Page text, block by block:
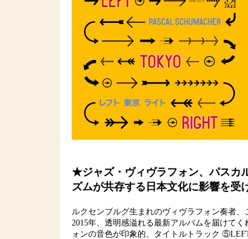
★ジャズ・ヴィヴラフォン、パスカ
ズムが共存する日本文化に影響を受
ルクセンブルグ生まれのヴィヴラフォン奏者
2015年、透明感溢れる最新アルバムを届けて
ォンの音色が印象的、タイトルトラック